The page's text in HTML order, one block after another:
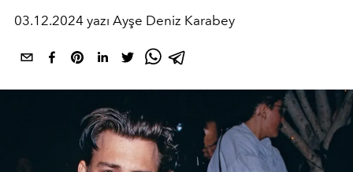
03.12.2024 yazı Ayşe Deniz Karabey